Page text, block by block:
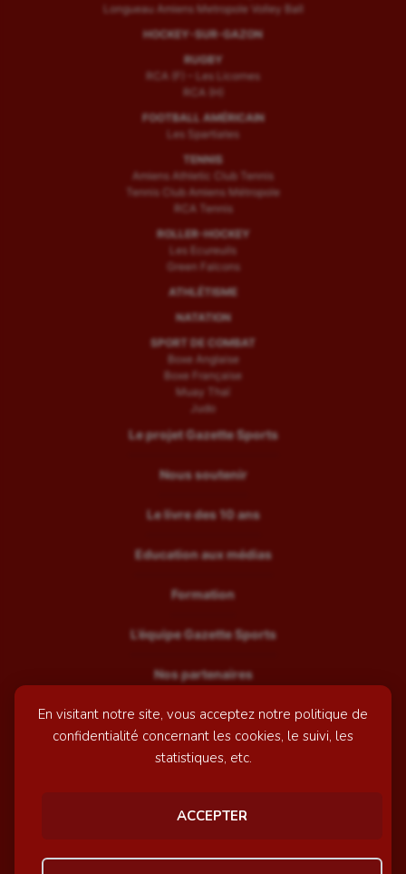
En visitant notre site, vous acceptez notre politique de
confidentialité concernant les cookies, le suivi, les
statistiques, etc.
ACCEPTER
Longueau Amiens Metropole Volley Ball
HOCKEY-SUR-GAZON
RUGBY
RCA (F) – Les Licornes
RCA (H)
FOOTBALL AMÉRICAIN
Les Spartiates
TENNIS
Amiens Athletic Club Tennis
Tennis Club Amiens Métropole
RCA Tennis
ROLLER-HOCKEY
Les Ecureuils
Green Falcons
ATHLÉTISME
NATATION
SPORT DE COMBAT
Boxe Anglaise
Boxe Française
Muay Thaï
Judo
Le projet Gazette Sports
Nous soutenir
Le livre des 10 ans
Education aux médias
Formation
L’équipe Gazette Sports
Nos partenaires
Recrutement
Mentions légales